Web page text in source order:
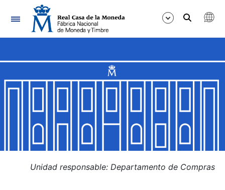
Navegación
Mostrar/Ocultar
Mostrar/Ocultar
Mostrar/Ocultar
Unidad responsable: Departamento de Compras